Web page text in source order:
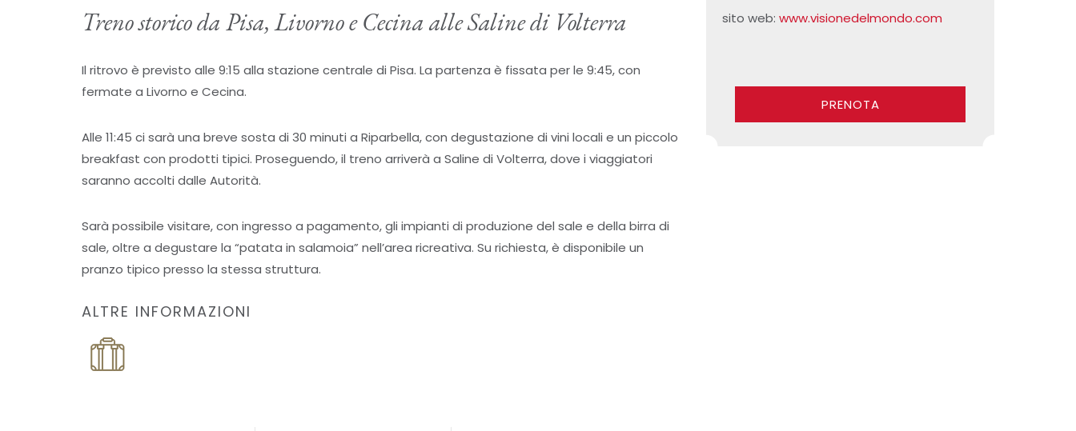
Treno storico da Pisa, Livorno e Cecina alle Saline di Volterra
Il ritrovo è previsto alle 9:15 alla stazione centrale di Pisa. La partenza è fissata per le 9:45, con
fermate a Livorno e Cecina.
Alle 11:45 ci sarà una breve sosta di 30 minuti a Riparbella, con degustazione di vini locali e un piccolo
breakfast con prodotti tipici. Proseguendo, il treno arriverà a Saline di Volterra, dove i viaggiatori
saranno accolti dalle Autorità.
Sarà possibile visitare, con ingresso a pagamento, gli impianti di produzione del sale e della birra di
sale, oltre a degustare la “patata in salamoia” nell’area ricreativa. Su richiesta, è disponibile un
pranzo tipico presso la stessa struttura.
ALTRE INFORMAZIONI
sito web: www.visionedelmondo.com
PRENOTA